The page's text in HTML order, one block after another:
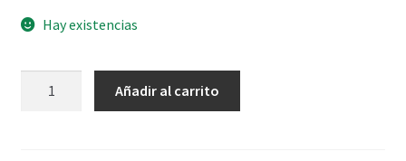
Hay existencias
Añadir al carrito